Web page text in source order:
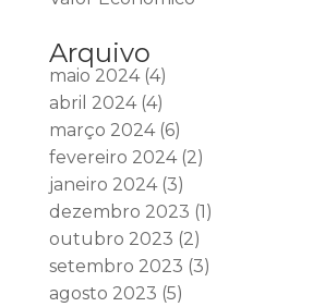
Arquivo
maio 2024(4)
abril 2024(4)
março 2024(6)
fevereiro 2024(2)
janeiro 2024(3)
dezembro 2023 (1)
outubro 2023 (2)
setembro 2023 (3)
agosto 2023 (5)